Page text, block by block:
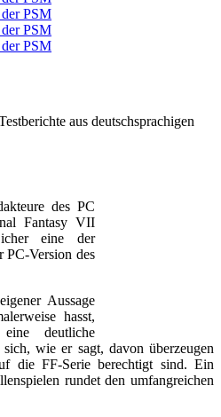
der PSM
der PSM
der PSM
aus deutschsprachigen
des PC
Fantasy VII
eine der
PC-Version des
Aussage
hasst,
deutliche
wie er sagt, davon überzeugen
die FF-Serie berechtigt sind. Ein
rundet den umfangreichen